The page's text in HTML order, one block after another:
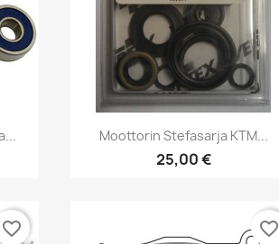
Pikakatselu
Moottorin Stefasarja KTM...
25,00 €
favorite_border favorite_border